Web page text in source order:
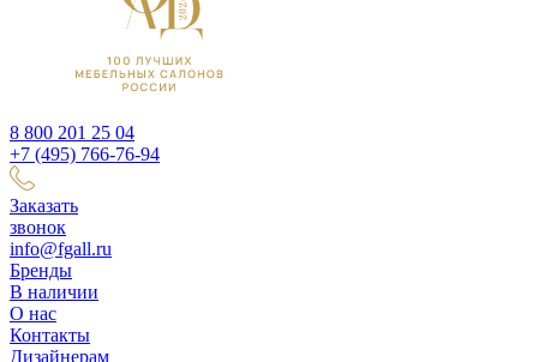
8 800 201 25 04
+7 (495) 766-76-94
Заказать
звонок
info@fgall.ru
Бренды
В наличии
О нас
Контакты
Дизайнерам